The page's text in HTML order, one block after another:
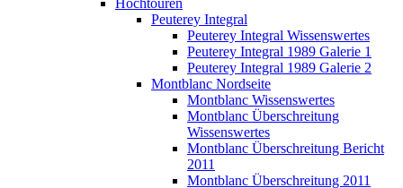
Peuterey Integral
Peuterey Integral Wissenswertes
Peuterey Integral 1989 Galerie 1
Peuterey Integral 1989 Galerie 2
Montblanc Nordseite
Montblanc Wissenswertes
Montblanc Überschreitung
Wissenswertes
Montblanc Überschreitung Bericht
2011
Montblanc Überschreitung 2011